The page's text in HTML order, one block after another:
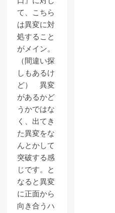
て、こちら
は異変に対
処すること
がメイン。
（間違い探
しもあるけ
ど） 異変
があるかど
うかではな
く、出てき
た異変をな
んとかして
突破する感
じです。と
なると異変
に正面から
向き合うハ